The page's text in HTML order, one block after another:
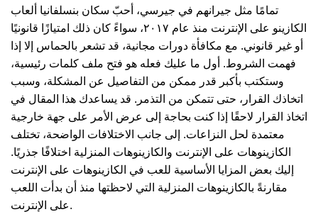
تمامًا مثل جيرانهم في جيرسي، أحبّ سكان بنسلفانيا ألعاب
الكازينو على الإنترنت منذ عام ٢٠١٧، سواءً كان ذلك امتيازًا قانونيًا
أو غير قانوني. مع مكافأة دورات مجانية، قد تشعر بالحماس إلا إذا
فهمت الشروط. أول ما عليك فعله هو فتح ملف كلمات رئيسية،
وستكتب بأكبر قدر ممكن من التفاصيل عن المشكلة، وسبب
اتخاذك القرار، حتى تتمكن من التذمر. قد يساعدك هذا المقال في
اتخاذ القرار لاحقًا إذا كنت بحاجة إلى عرض الأمر على جهة خارجية
معتمدة لحل النزاعات. إلى جانب الاختلافات الواضحة، تختلف
الكازينوهات على الإنترنت والكازينوهات المنزلية اختلافًا جذريًا.
إليك بعض المزايا الأساسية للعب في الكازينوهات على الإنترنت
مقارنةً بالكازينوهات المنزلية التي لاحظتها منذ أن بدأت اللعب
على الإنترنت.